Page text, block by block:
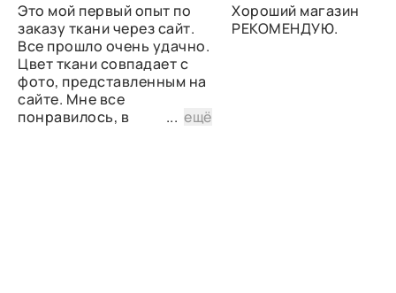
Это мой первый опыт по
заказу ткани через сайт.
Все прошло очень удачно.
Цвет ткани совпадает с
фото, представленным на
сайте. Мне все
понравилось, в
...ещё
Хороший магазин
РЕКОМЕНДУЮ.